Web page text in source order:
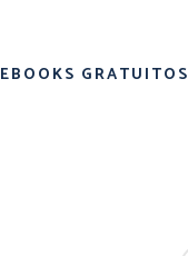
EBOOKS GRATUITOS